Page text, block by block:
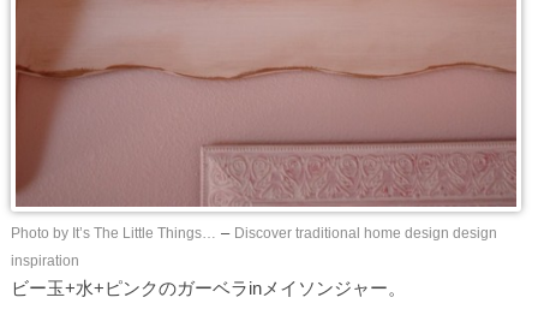
Photo by It’s The Little Things… – Discover traditional home design design
inspiration
ビー玉+水+ピンクのガーベラinメイソンジャー。